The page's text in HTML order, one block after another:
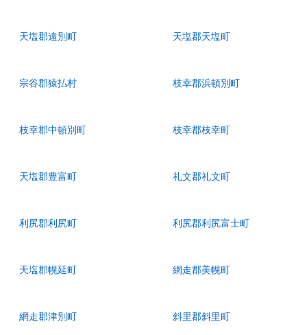
天塩郡遠別町 天塩郡天塩町
宗谷郡猿払村 枝幸郡浜頓別町
枝幸郡中頓別町 枝幸郡枝幸町
天塩郡豊富町 礼文郡礼文町
利尻郡利尻町 利尻郡利尻富士町
天塩郡幌延町 網走郡美幌町
網走郡津別町 斜里郡斜里町